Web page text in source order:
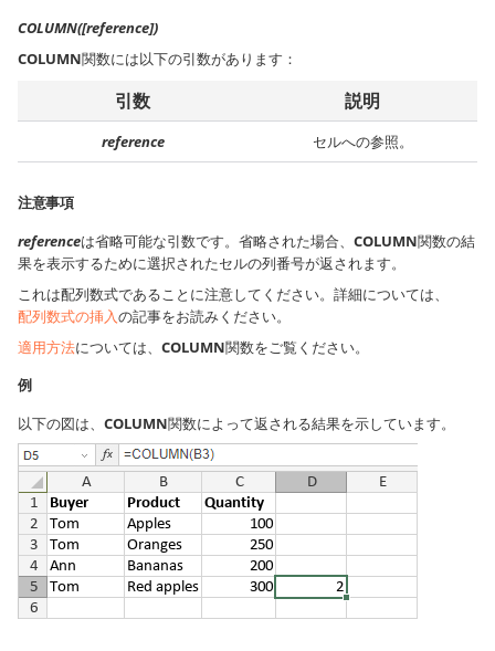
COLUMN([reference])
COLUMN関数には以下の引数があります：
引数 説明
reference セルへの参照。
注意事項
referenceは省略可能な引数です。省略された場合、 COLUMN関数の結
果を表示するために選択されたセルの列番号が返されます。
これは配列数式であることに注意してください。詳細については、
配列数式の挿入の記事をお読みください。
適用方法については、 COLUMN関数をご覧ください。
例
以下の図は、 COLUMN関数によって返される結果を示しています。